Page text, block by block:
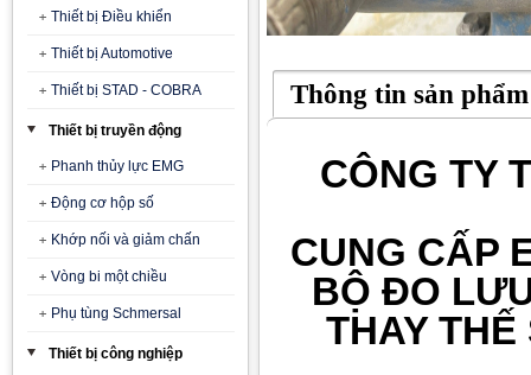
Thiết bị Điều khiển
Thiết bị Automotive
Thiết bị STAD - COBRA
Thiết bị truyền động
Phanh thủy lực EMG
Động cơ hộp số
Khớp nối và giảm chấn
Vòng bi một chiều
Phụ tùng Schmersal
Thiết bị công nghiệp
Thông tin sản phẩm
CÔNG TY
CUNG CẤP
BỘ ĐO
THAY